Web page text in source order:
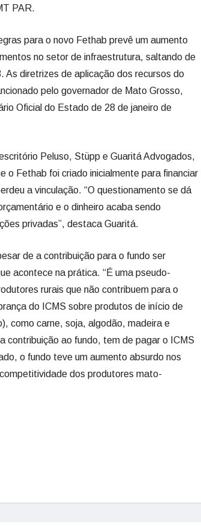
PAR.
para o novo Fethab prevê um aumento
no setor de infraestrutura, saltando de
As diretrizes de aplicação dos recursos do
pelo governador de Mato Grosso,
Oficial do Estado de 28 de janeiro de
Peluso, Stüpp e Guaritá Advogados,
o Fethab foi criado inicialmente para financiar
a vinculação. “O questionamento se dá
e o dinheiro acaba sendo
privadas”, destaca Guaritá.
de a contribuição para o fundo ser
acontece na prática. “É uma pseudo-
rurais que não contribuem para o
do ICMS sobre produtos de início de
como carne, soja, algodão, madeira e
contribuição ao fundo, tem de pagar o ICMS
o fundo teve um aumento absurdo nos
dos produtores mato-